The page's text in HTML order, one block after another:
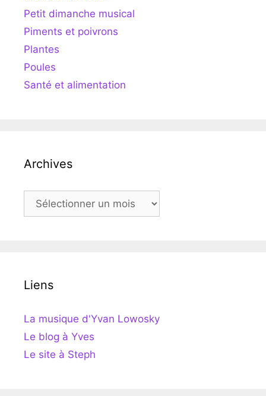
Petit dimanche musical
Piments et poivrons
Plantes
Poules
Santé et alimentation
Archives
Archives
Liens
La musique d'Yvan Lowosky
Le blog à Yves
Le site à Steph